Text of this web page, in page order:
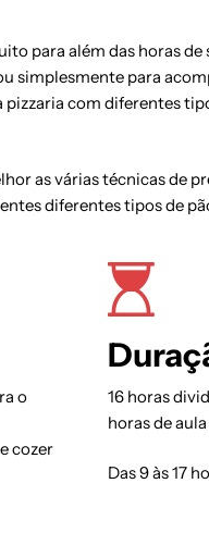
para além das horas
simplesmente para
com diferentes
as várias técnicas de
diferentes tipos de
o
cozer
16 horas
horas de
Das 9 às 17